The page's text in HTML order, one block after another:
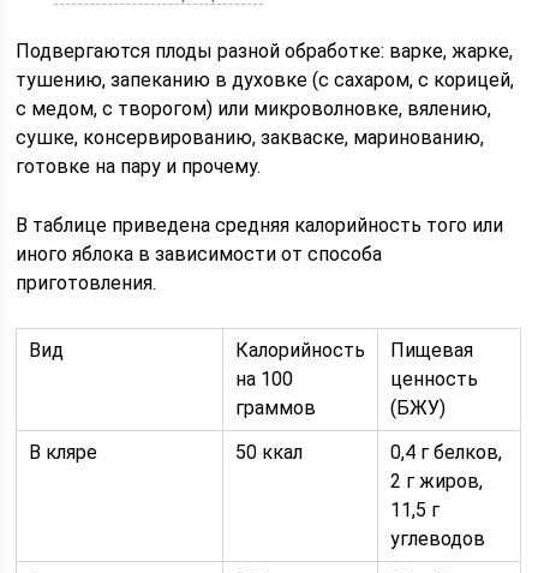
Подвергаются плоды разной обработке: варке, жарке,
тушению, запеканию в духовке (с сахаром, с корицей,
с медом, с творогом) или микроволновке, вялению,
сушке, консервированию, закваске, маринованию,
готовке на пару и прочему.
В таблице приведена средняя калорийность того или
иного яблока в зависимости от способа
приготовления.
Вид
Калорийность
на 100
граммов
Пищевая
ценность
(БЖУ)
В кляре
50 ккал
0,4 г белков,
2 г жиров,
11,5 г
углеводов